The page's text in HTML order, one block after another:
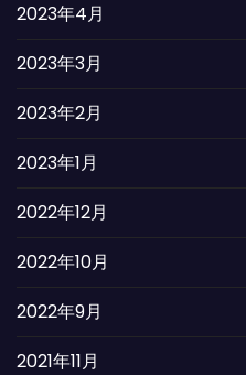
2023年4月
2023年3月
2023年2月
2023年1月
2022年12月
2022年10月
2022年9月
2021年11月